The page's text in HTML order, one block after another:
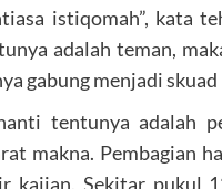
istiqomah”, kata
adalah teman,
gabung menjadi
tentunya adalah
makna. Pembagian
kajian. Sekitar pukul